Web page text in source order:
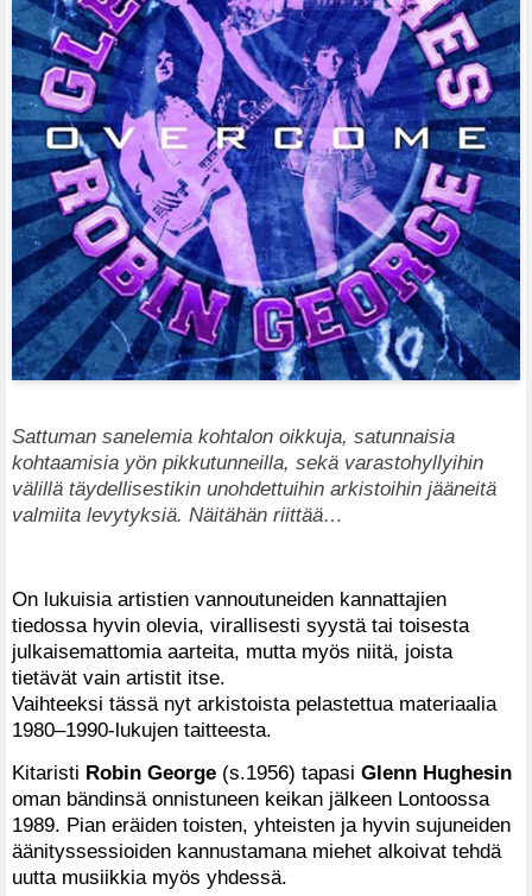
Sattuman sanelemia kohtalon oikkuja, satunnaisia
kohtaamisia yön pikkutunneilla, sekä varastohyllyihin
välillä täydellisestikin unohdettuihin arkistoihin jääneitä
valmiita levytyksiä. Näitähän riittää…
On lukuisia artistien vannoutuneiden kannattajien
tiedossa hyvin olevia, virallisesti syystä tai toisesta
julkaisemattomia aarteita, mutta myös niitä, joista
tietävät vain artistit itse.
Vaihteeksi tässä nyt arkistoista pelastettua materiaalia
1980–1990-lukujen taitteesta.
Kitaristi Robin George (s.1956) tapasi Glenn Hughesin
oman bändinsä onnistuneen keikan jälkeen Lontoossa
1989. Pian eräiden toisten, yhteisten ja hyvin sujuneiden
äänityssessioiden kannustamana miehet alkoivat tehdä
uutta musiikkia myös yhdessä.